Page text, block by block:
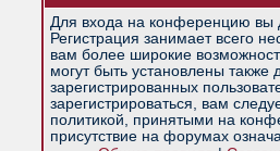
Для входа на конференцию вы
Регистрация занимает всего
вам более широкие
могут быть установлены
зарегистрированных
зарегистрироваться, вам
политикой, принятыми на
присутствие на форумах